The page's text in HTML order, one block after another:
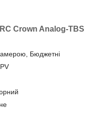
Crown Analog-TBS
Бюджетні